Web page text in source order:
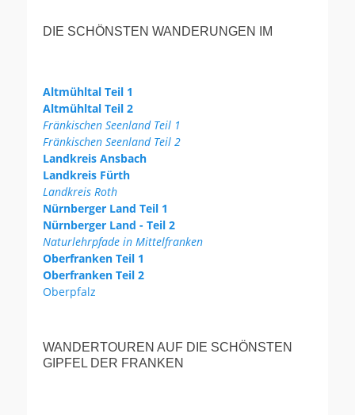
DIE SCHÖNSTEN WANDERUNGEN IM
Altmühltal Teil 1
Altmühltal Teil 2
Fränkischen Seenland Teil 1
Fränkischen Seenland Teil 2
Landkreis Ansbach
Landkreis Fürth
Landkreis Roth
Nürnberger Land Teil 1
Nürnberger Land - Teil 2
Naturlehrpfade in Mittelfranken
Oberfranken Teil 1
Oberfranken Teil 2
Oberpfalz
WANDERTOUREN AUF DIE SCHÖNSTEN
GIPFEL DER FRANKEN